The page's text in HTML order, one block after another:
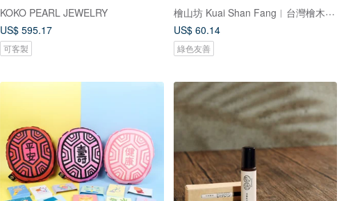
KOKO PEARL JEWELRY
US$ 595.17
可客製
檜山坊 Kuai Shan Fang︱台灣檜木香氛領導品牌，療癒森林
US$ 60.14
綠色友善